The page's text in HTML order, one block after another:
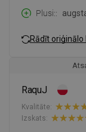
Plusi:
Rādīt
RaquJ
Kvalitāte:
Izskats: